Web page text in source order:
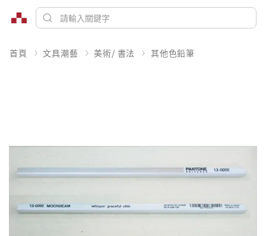
首頁 文具潮藝 美術/ 書法 其他色鉛筆